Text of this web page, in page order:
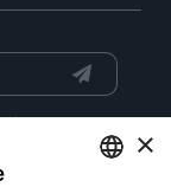
e acconsento
×